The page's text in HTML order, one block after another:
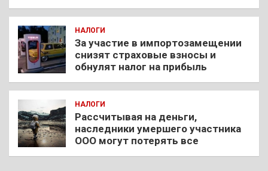
НАЛОГИ
За участие в импортозамещении
снизят страховые взносы и
обнулят налог на прибыль
НАЛОГИ
Рассчитывая на деньги,
наследники умершего участника
ООО могут потерять все